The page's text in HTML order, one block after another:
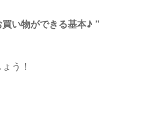
い物ができる基本♪ ”
う！